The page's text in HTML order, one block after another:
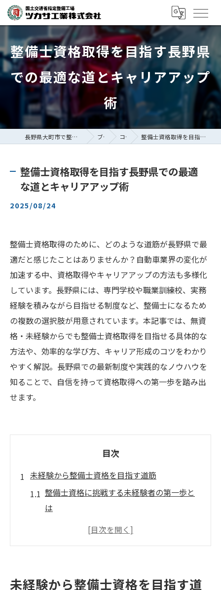
整備士資格取得を目指す長野県
での最適な道とキャリアアップ
術
長野県大町市で整備士の求人ならツカサ工業株式会社 ブログ コラム 整備士資格取得を目指す長野県での最適な道とキャリアアップ術
整備士資格取得を目指す長野県での最適
な道とキャリアアップ術
2025/08/24
整備士資格取得のために、どのような道筋が長野県で最
適だと感じたことはありませんか？自動車業界の変化が
加速する中、資格取得やキャリアアップの方法も多様化
しています。長野県には、専門学校や職業訓練校、実務
経験を積みながら目指せる制度など、整備士になるため
の複数の選択肢が用意されています。本記事では、無資
格・未経験からでも整備士資格取得を目指せる具体的な
方法や、効率的な学び方、キャリア形成のコツをわかり
やすく解説。長野県での最新制度や実践的なノウハウを
知ることで、自信を持って資格取得への第一歩を踏み出
せます。
目次
未経験から整備士資格を目指す道筋
整備士資格に挑戦する未経験者の第一歩と
は
長野県で整備士を目指す際の基礎知識と心
未経験から整備士資格を目指す道